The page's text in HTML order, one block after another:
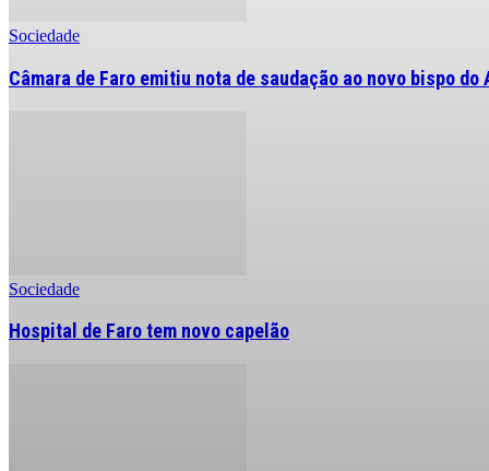
Sociedade
Câmara de Faro emitiu nota de saudação ao novo bispo do
Sociedade
Hospital de Faro tem novo capelão